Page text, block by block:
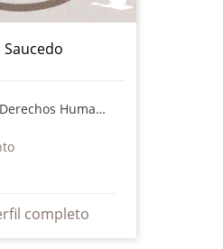
Saucedo
Defensor de Derechos Humanos
completo